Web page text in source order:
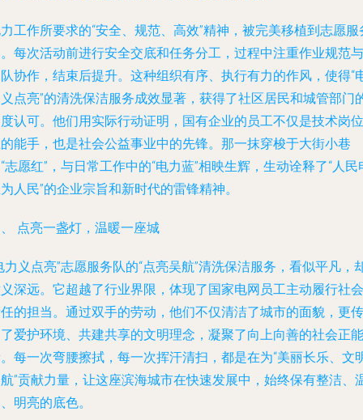
工作所要求的“安全、规范、高效”精神，被完美移植到志愿服
每次活动前进行安全交底和任务分工，过程中注重作业规范与
协作，结束后提升。这种组织有序、执行有力的作风，使得“
点亮”的清洗保洁服务成效显著，获得了社区居民和城管部门
认可。他们用实际行动证明，国有企业的员工不仅是技术岗位
能手，也是社会公益事业中的先锋。那一抹穿梭于大街小巷
志愿红”，与日常工作中的“电力蓝”相映生辉，生动诠释了“人民
人民”的企业宗旨和新时代的雷锋精神。
点亮一盏灯，温暖一座城
力义点亮”志愿服务队的“点亮吴航”清洗保洁服务，看似平凡，
深远。它超越了行业界限，体现了国家电网员工主动履行社会
的担当。通过双手的劳动，他们不仅清洁了城市的面貌，更传
爱护环境、共建共享的文明理念，凝聚了向上向善的社会正能
每一次弯腰擦拭，每一次挥汗清扫，都是在为“美丽长乐、文
”贡献力量，让这座滨海城市在快速发展中，始终保有整洁、
明亮的底色。